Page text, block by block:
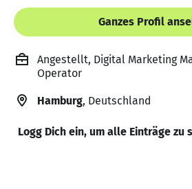
Ganzes Profil
Angestellt, Digital Marketing
Operator
Hamburg, Deutschland
Logg Dich ein, um alle Einträge zu